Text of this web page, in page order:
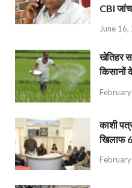
CBI
June 16,
खेतिहर
किसानों
काशी
खिलाफ